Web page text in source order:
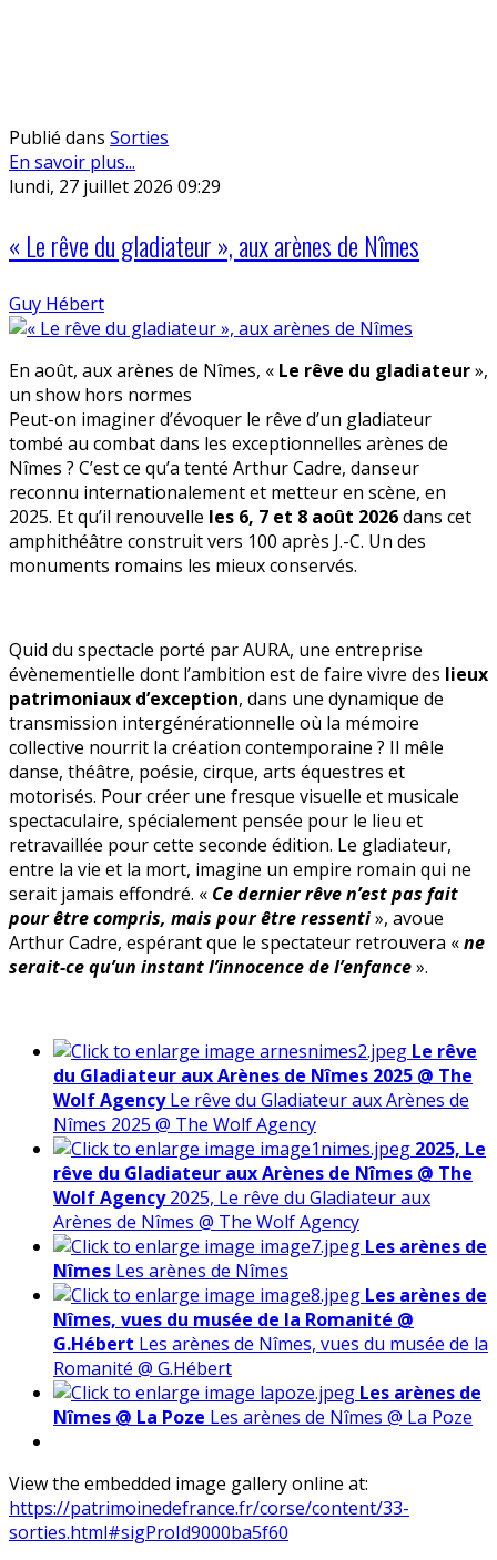
Publié dans Sorties
En savoir plus...
lundi, 27 juillet 2026 09:29
« Le rêve du gladiateur », aux arènes de Nîmes
Guy Hébert
En août, aux arènes de Nîmes, « Le rêve du gladiateur»,
un show hors normes
Peut-on imaginer d’évoquer le rêve d’un gladiateur
tombé au combat dans les exceptionnelles arènes de
Nîmes ? C’est ce qu’a tenté Arthur Cadre, danseur
reconnu internationalement et metteur en scène, en
2025. Et qu’il renouvelle les 6, 7 et 8 août 2026dans cet
amphithéâtre construit vers 100 après J.-C. Un des
monuments romains les mieux conservés.
Quid du spectacle porté par AURA, une entreprise
évènementielle dont l’ambition est de faire vivre des lieux
patrimoniaux d’exception, dans une dynamique de
transmission intergénérationnelle où la mémoire
collective nourrit la création contemporaine ? Il mêle
danse, théâtre, poésie, cirque, arts équestres et
motorisés. Pour créer une fresque visuelle et musicale
spectaculaire, spécialement pensée pour le lieu et
retravaillée pour cette seconde édition. Le gladiateur,
entre la vie et la mort, imagine un empire romain qui ne
serait jamais effondré. « Ce dernier rêve n’est pas fait
pour être compris, mais pour être ressenti», avoue
Arthur Cadre, espérant que le spectateur retrouvera «ne
serait-ce qu’un instant l’innocence de l’enfance».
Le rêve
du Gladiateur aux Arènes de Nîmes 2025 @ The
Wolf Agency Le rêve du Gladiateur aux Arènes de
Nîmes 2025 @ The Wolf Agency
2025, Le
rêve du Gladiateur aux Arènes de Nîmes @ The
Wolf Agency 2025, Le rêve du Gladiateur aux
Arènes de Nîmes @ The Wolf Agency
Les arènes de
Nîmes Les arènes de Nîmes
Les arènes de
Nîmes, vues du musée de la Romanité @
G.Hébert Les arènes de Nîmes, vues du musée de la
Romanité @ G.Hébert
Les arènes de
Nîmes @ La Poze Les arènes de Nîmes @ La Poze
View the embedded image gallery online at:
https://patrimoinedefrance.fr/corse/content/33-
sorties.html#sigProId9000ba5f60